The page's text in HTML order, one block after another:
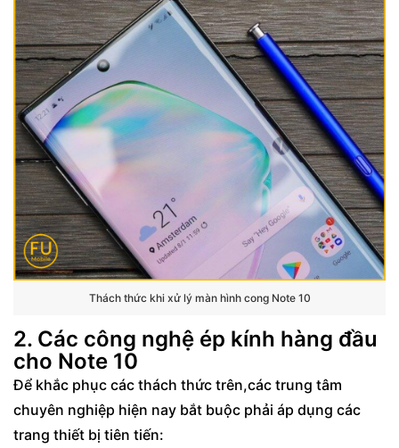
Thách thức khi xử lý màn hình cong Note 10
2. Các công nghệ ép kính hàng đầu
cho Note 10
Để khắc phục các thách thức trên,các trung tâm
chuyên nghiệp hiện nay bắt buộc phải áp dụng các
trang thiết bị tiên tiến: